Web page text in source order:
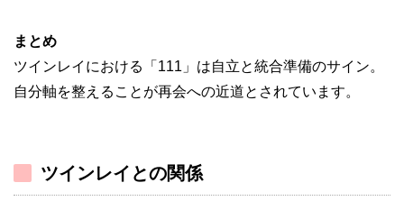
まとめ
ツインレイにおける「111」は自立と統合準備のサイン。
自分軸を整えることが再会への近道とされています。
ツインレイとの関係